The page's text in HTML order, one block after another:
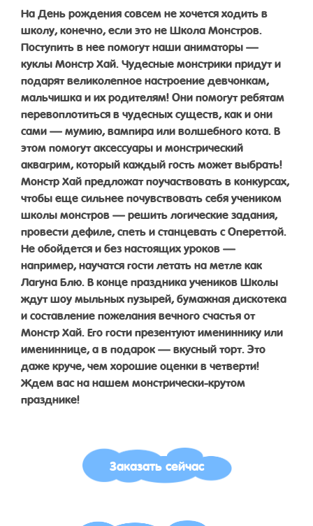
На День рождения совсем не хочется ходить в
школу, конечно, если это не Школа Монстров.
Поступить в нее помогут наши аниматоры —
куклы Монстр Хай. Чудесные монстрики придут и
подарят великолепное настроение девчонкам,
мальчишка и их родителям! Они помогут ребятам
перевоплотиться в чудесных существ, как и они
сами — мумию, вампира или волшебного кота. В
этом помогут аксессуары и монстрический
аквагрим, который каждый гость может выбрать!
Монстр Хай предложат поучаствовать в конкурсах,
чтобы еще сильнее почувствовать себя учеником
школы монстров — решить логические задания,
провести дефиле, спеть и станцевать с Опереттой.
Не обойдется и без настоящих уроков —
например, научатся гости летать на метле как
Лагуна Блю. В конце праздника учеников Школы
ждут шоу мыльных пузырей, бумажная дискотека
и составление пожелания вечного счастья от
Монстр Хай. Его гости презентуют имениннику или
имениннице, а в подарок — вкусный торт. Это
даже круче, чем хорошие оценки в четверти!
Ждем вас на нашем монстрически-крутом
празднике!
Заказать сейчас